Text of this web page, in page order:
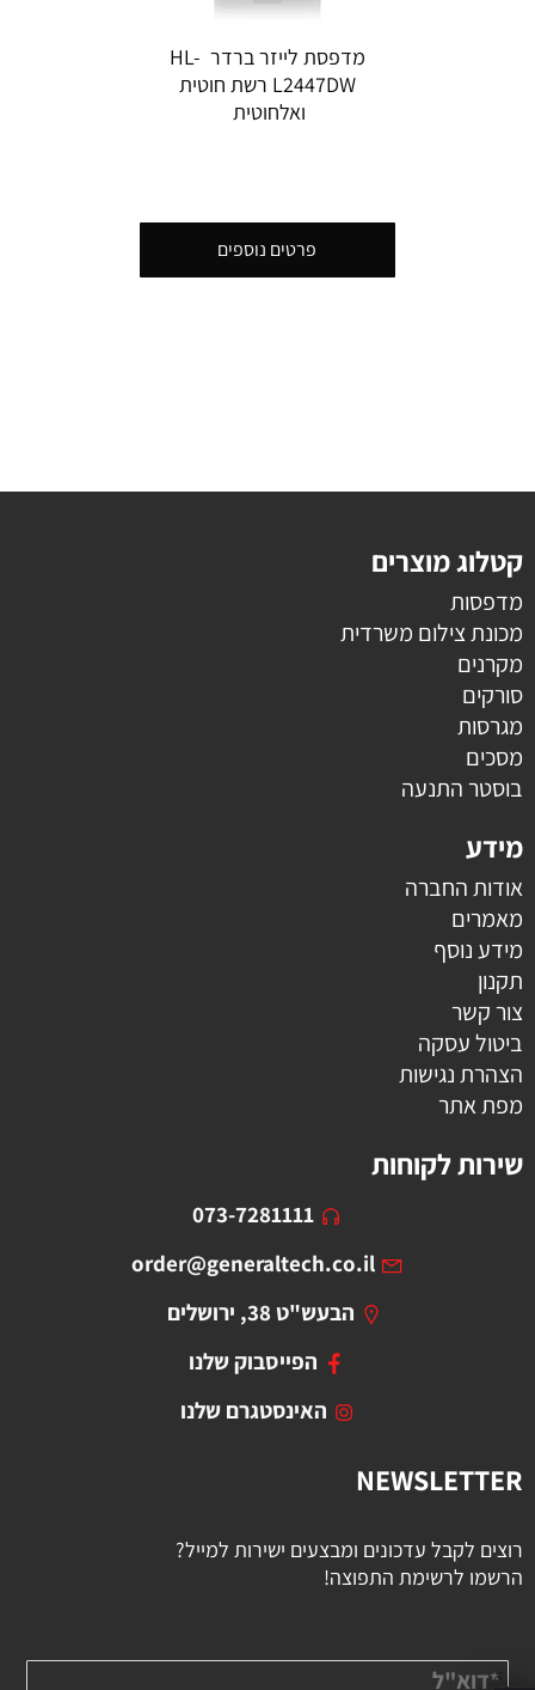
מדפסת לייזר ברדר HL-
L2447DW רשת חוטית
ואלחוטית
פרטים נוספים
קטלוג מוצרים
מדפסות
מכונת צילום משרדית
מקרנים
סורקים
מגרסות
מסכים
בוסטר התנעה
מידע
אודות החברה
מאמרים
מידע נוסף
תקנון
צור קשר
ביטול עסקה
הצהרת נגישות
מפת אתר
שירות לקוחות
073-7281111
order@generaltech.co.il
הבעש"ט 38, ירושלים
הפייסבוק שלנו
האינסטגרם שלנו
NEWSLETTER
רוצים לקבל עדכונים ומבצעים ישירות למייל?
הרשמו לרשימת התפוצה!
✕